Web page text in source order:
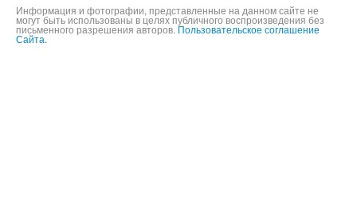
©2004-2026,ООО «Будь мобильным», 16+
Информация и фотографии, представленные на данном сайте не
могут быть использованы в целях публичного воспроизведения без